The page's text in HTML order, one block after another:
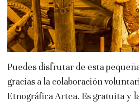
Puedes disfrutar de esta
gracias a la colaboración
Etnográfica Artea. Es gratuita y